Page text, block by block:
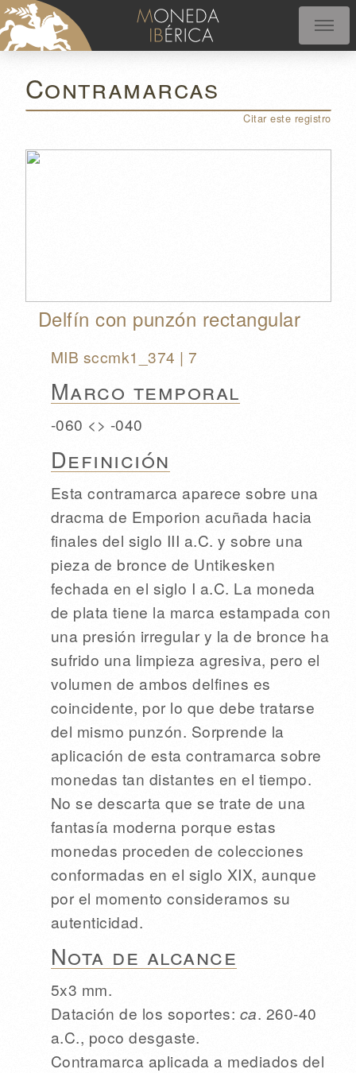
Contramarcas
Citar este registro
Delfín con punzón rectangular
MIB sccmk1_374 | 7
Marco temporal
-060 <> -040
Definición
Esta contramarca aparece sobre una
dracma de Emporion acuñada hacia
finales del siglo III a.C. y sobre una
pieza de bronce de Untikesken
fechada en el siglo I a.C. La moneda
de plata tiene la marca estampada con
una presión irregular y la de bronce ha
sufrido una limpieza agresiva, pero el
volumen de ambos delfines es
coincidente, por lo que debe tratarse
del mismo punzón. Sorprende la
aplicación de esta contramarca sobre
monedas tan distantes en el tiempo.
No se descarta que se trate de una
fantasía moderna porque estas
monedas proceden de colecciones
conformadas en el siglo XIX, aunque
por el momento consideramos su
autenticidad.
Nota de alcance
5x3 mm.
Datación de los soportes: ca. 260-40
a.C., poco desgaste.
Contramarca aplicada a mediados del